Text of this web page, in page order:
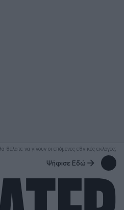
θέλατε να γίνουν οι επόμενες εθνικές εκλογές;
Ψήφισε Εδώ